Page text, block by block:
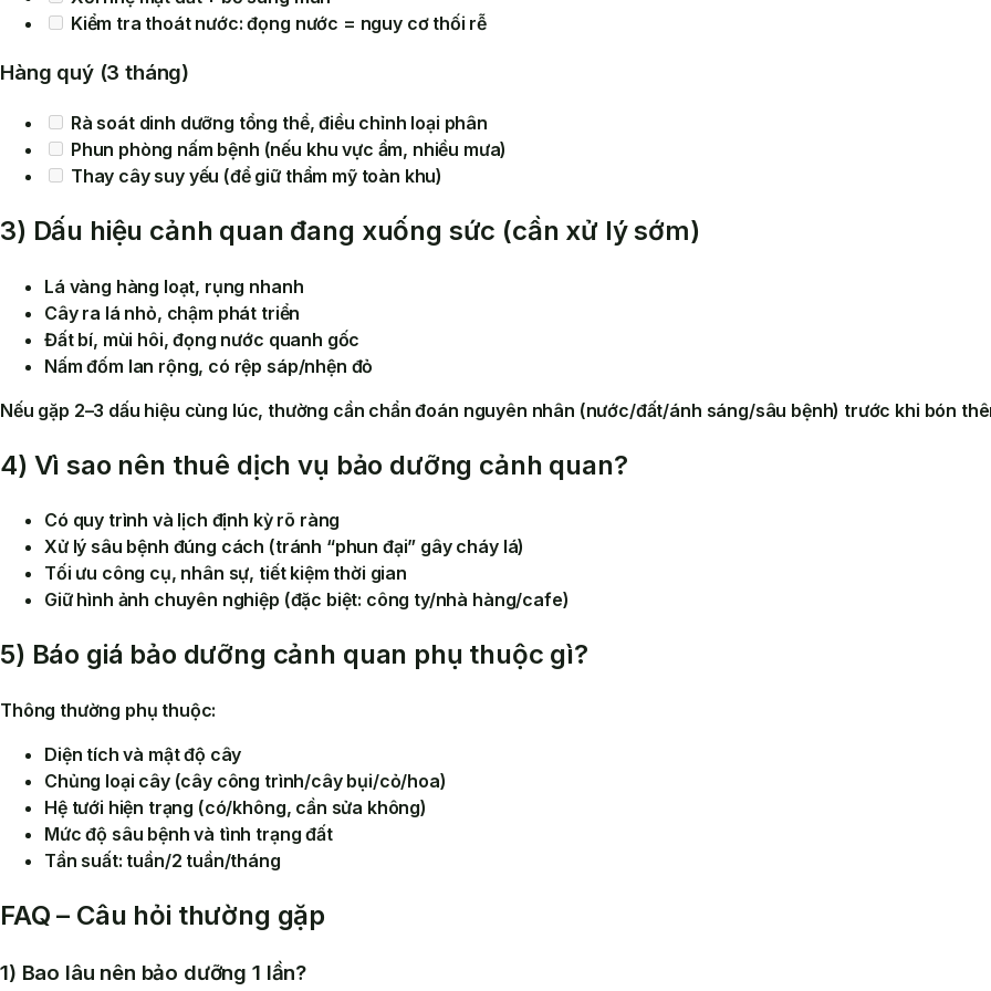
Kiểm tra thoát nước: đọng nước = nguy cơ thối rễ
Hàng quý (3 tháng)
Rà soát dinh dưỡng tổng thể, điều chỉnh loại phân
Phun phòng nấm bệnh (nếu khu vực ẩm, nhiều mưa)
Thay cây suy yếu (để giữ thẩm mỹ toàn khu)
3) Dấu hiệu cảnh quan đang xuống sức (cần xử lý sớm)
Lá vàng hàng loạt, rụng nhanh
Cây ra lá nhỏ, chậm phát triển
Đất bí, mùi hôi,đọng nước quanh gốc
Nấm đốm lan rộng, có rệp sáp/nhện đỏ
Nếu gặp 2–3 dấu hiệu cùng lúc, thường cần chẩn đoán nguyên nhân (nước/đất/ánh sáng/sâu bệnh) trước khi bón
4) Vì sao nên thuê dịch vụ bảo dưỡng cảnh quan?
Có quy trình và lịch định kỳ rõ ràng
Xử lý sâu bệnh đúng cách (tránh “phun đại” gây cháy lá)
Tối ưu công cụ, nhân sự, tiết kiệm thời gian
Giữ hình ảnh chuyên nghiệp (đặc biệt: công ty/nhà hàng/cafe)
5) Báo giá bảo dưỡng cảnh quan phụ thuộc gì?
Thông thường phụ thuộc:
Diện tích và mật độ cây
Chủng loại cây (cây công trình/cây bụi/cỏ/hoa)
Hệ tưới hiện trạng (có/không, cần sửa không)
Mức độ sâu bệnh và tình trạng đất
Tần suất: tuần/2 tuần/tháng
FAQ – Câu hỏi thường gặp
1) Bao lâu nên bảo dưỡng 1 lần?